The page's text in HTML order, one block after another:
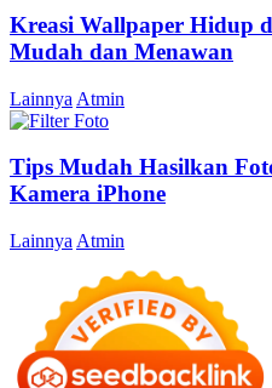
Kreasi Wallpaper Hidup
Mudah dan Menawan
Lainnya Atmin
Tips Mudah Hasilkan
Kamera iPhone
Lainnya Atmin